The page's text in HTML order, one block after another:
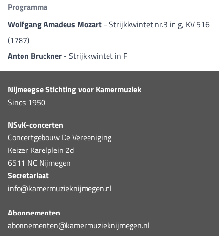
Programma
Wolfgang Amadeus Mozart - Strijkkwintet nr.3 in g, KV 516
(1787)
Anton Bruckner - Strijkkwintet in F
Nijmeegse Stichting voor Kamermuziek
Sinds 1950
NSvK-concerten
Concertgebouw De Vereeniging
Keizer Karelplein 2d
6511 NC Nijmegen
Secretariaat
info@kamermuzieknijmegen.nl
Abonnementen
abonnementen@kamermuzieknijmegen.nl